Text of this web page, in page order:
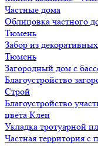
Частные дома
Облицовка частного
Тюмень
Забор из
Тюмень
Загородный дом с
Благоустройство
Строй
Благоустройство
цвета Клен
Укладка тротуарной
Частная территория с